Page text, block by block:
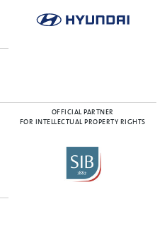
OFFICIAL PARTNER
FOR INTELLECTUAL PROPERTY RIGHTS